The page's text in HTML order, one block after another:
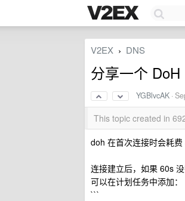
V2EX › DNS
分享一个
YGBlvcAK ·
This topic created in
doh 在首次连接时会耗
连接建立后，如果 60s
可以在计划任务中添加：
```